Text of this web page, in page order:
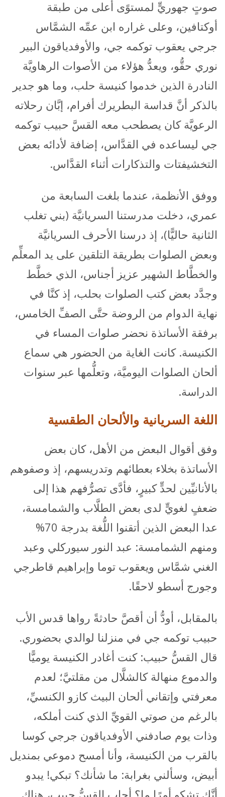
صوتٍ جهوريٍّ لمستوًى أعلى من طبقة
أوكتافين، وعلى غراره ابن عمِّه الشمَّاس
جرجي يعقوب توكمه جي، والأوفدياقون البير
نوري حقُّو، ويعدُّ هؤلاء من الأصوات الرهاويَّة
النادرة الذين خدموا كنيسة حلب، وما هو جدير
بالذكر أنَّ قداسة البطريرك أفرام، إبَّان رحلاته
الرعويَّة كان يصطحب معه القسَّ حبيب توكمه
جي ليساعده في القدَّاس، إضافة لأدائه بعض
التخشيفتات والتذكارات أثناء القدَّاس.
ووفق الأنظمة، عندما بلغت السابعة من
عمري، دخلت مدرستنا السريانيَّة (بني تغلب
الثانية حاليًّا)، إذ درسنا الأحرف السريانيَّة
وبعض الصلوات بطريقة التلقين على يد المعلِّم
والخطَّاط الشهير عزيز أجناس، الذي خطَّط
وجدَّد بعض كتب الصلوات بحلب، إذ كنَّا في
نهاية الدوام من الروضة حتَّى الصفِّ الخامس،
برفقة الأساتذة نحضر صلوات المساء في
الكنيسة. كانت الغاية من الحضور هي سماع
ألحان الصلوات اليوميَّة، وتعلُّمها عبر سنوات
الدراسة.
اللغة السريانية والألحان الطقسية
وفق أقوال البعض من الأهل، كان بعض
الأساتذة بخلاء بعطائهم وتدريسهم، إذ وصفوهم
بالأنانيِّين لحدٍّ كبيرٍ، فأدَّى تصرُّفهم هذا إلى
ضعفٍ لغويٍّ لدى بعض الطلَّاب والشمامسة،
عدا البعض الذين أتقنوا اللُّغة بدرجة 70%
ومنهم الشمامسة: عبد النور سيوركلي وعبد
الغني شمَّاس ويعقوب توما وإبراهيم قاطرجي
وجورج أسطو لاحقًا.
بالمقابل، أودُّ أن أقصَّ حادثةً رواها قدس الأب
حبيب توكمه جي في منزلنا لوالدي بحضوري.
قال القسُّ حبيب: كنت أغادر الكنيسة يوميًّا
والدموع منهالة كالشلَّال من مقلتيَّ؛ لعدم
معرفتي وإتقاني ألحان البيث كازو الكنسيِّ،
بالرغم من صوتي القويِّ الذي كنت أملكه،
وذات يوم صادفني الأوفدياقون جرجي كوسا
بالقرب من الكنيسة، وأنا أمسح دموعي بمنديل
أبيض، وسألني بغرابة: ما شأنك؟ تبكي! يبدو
أنَّك تشكو أمرًا ما؟ أجاب القسُّ حبيب، هناك